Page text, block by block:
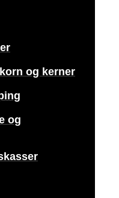
og kerner
og